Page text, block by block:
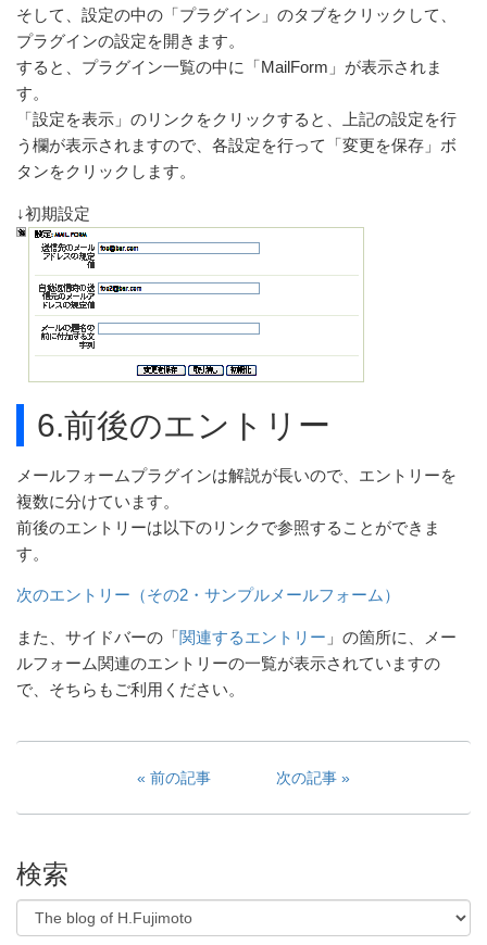
そして、設定の中の「プラグイン」のタブをクリックして、
プラグインの設定を開きます。
すると、プラグイン一覧の中に「MailForm」が表示されま
す。
「設定を表示」のリンクをクリックすると、上記の設定を行
う欄が表示されますので、各設定を行って「変更を保存」ボ
タンをクリックします。
↓初期設定
6.前後のエントリー
メールフォームプラグインは解説が長いので、エントリーを
複数に分けています。
前後のエントリーは以下のリンクで参照することができま
す。
次のエントリー（その2・サンプルメールフォーム）
また、サイドバーの「 関連するエントリー 」の箇所に、メー
ルフォーム関連のエントリーの一覧が表示されていますの
で、そちらもご利用ください。
前の記事 次の記事
検索